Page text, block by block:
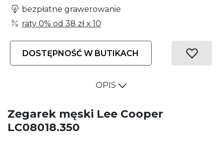
bezpłatne grawerowanie
raty 0% od 38 złx 10
DOSTĘPNOŚĆ W BUTIKACH
OPIS
Zegarek męski Lee Cooper
LC08018.350